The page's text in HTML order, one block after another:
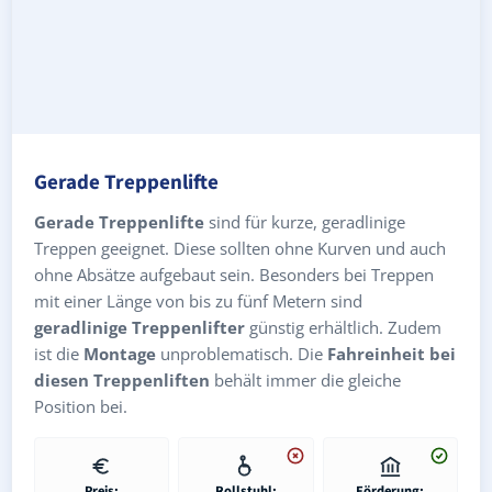
Gerade Treppenlifte
Gerade Treppenlifte sind für kurze, geradlinige
Treppen geeignet. Diese sollten ohne Kurven und auch
ohne Absätze aufgebaut sein. Besonders bei Treppen
mit einer Länge von bis zu fünf Metern sind
geradlinige Treppenlifter günstig erhältlich. Zudem
ist die Montage unproblematisch. Die Fahreinheit bei
diesen Treppenliften behält immer die gleiche
Position bei.